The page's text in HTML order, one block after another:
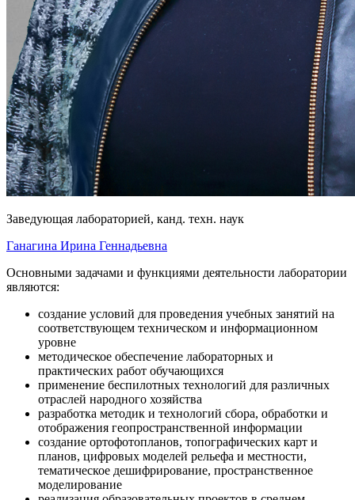
Заведующая лабораторией, канд. техн. наук
Ганагина Ирина Геннадьевна
Основными задачами и функциями деятельности лаборатории
являются:
создание условий для проведения учебных занятий на
соответствующем техническом и информационном
уровне
методическое обеспечение лабораторных и
практических работ обучающихся
применение беспилотных технологий для различных
отраслей народного хозяйства
разработка методик и технологий сбора, обработки и
отображения геопространственной информации
создание ортофотопланов, топографических карт и
планов, цифровых моделей рельефа и местности,
тематическое дешифрирование, пространственное
моделирование